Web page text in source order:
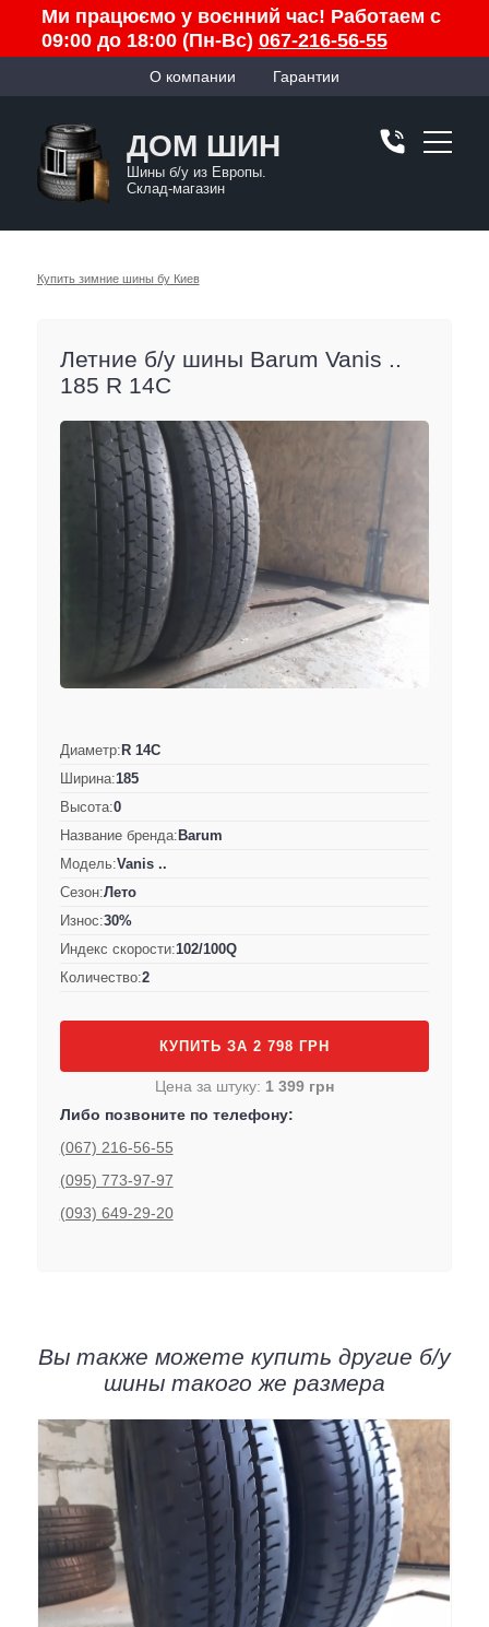
Ми працюємо у воєнний час! Работаем с
09:00 до 18:00 (Пн-Вс) 067-216-56-55
О компании Гарантии
ДОМ ШИН
Шины б/у из Европы.
Склад-магазин
Купить зимние шины бу Киев
Летние б/у шины Barum Vanis ..
185 R 14C
Диаметр:R 14C
Ширина:185
Высота:0
Название бренда:Barum
Модель:Vanis ..
Сезон:Лето
Износ:30%
Индекс скорости:102/100Q
Количество:2
КУПИТЬ ЗА 2 798 ГРН
Цена за штуку: 1 399 грн
Либо позвоните по телефону:
(067) 216-56-55
(095) 773-97-97
(093) 649-29-20
Вы также можете купить другие б/у
шины такого же размера